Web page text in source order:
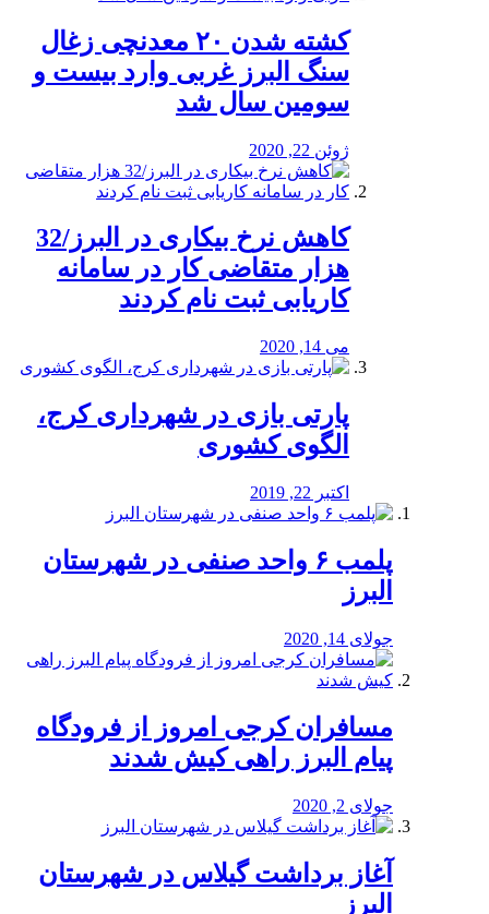
کشته شدن ۲۰ معدنچی زغال
سنگ البرز غربی وارد بیست و
سومین سال شد
ژوئن 22, 2020
کاهش نرخ بیکاری در البرز/32
هزار متقاضی کار در سامانه
کاریابی ثبت نام کردند
می 14, 2020
پارتی بازی در شهرداری کرج،
الگوی کشوری
اکتبر 22, 2019
پلمب ۶ واحد صنفی در شهرستان
البرز
جولای 14, 2020
مسافران کرجی امروز از فرودگاه
پیام البرز راهی کیش شدند
جولای 2, 2020
آغاز برداشت گیلاس در شهرستان
البرز